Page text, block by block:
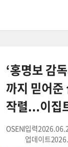
‘홍명보 감
까지 믿어준
작렬...이집
OSEN